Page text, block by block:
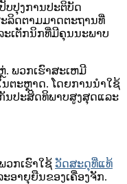
ບປຸງການປະຕິບັດ
ລິດຕາມມາດຕະຖານທີ່
ະເຕັກນິກທີ່ມີຄຸນນະພາບ
. ພວກເຮົາສະເຫມີ
ຕະຫຼາດ. ໂດຍການນໍາໃຊ້
ນປະສິດທິພາບສູງສຸດແລະ
ວກເຮົາໃຊ້ ວັດສະດຸທີ່ແທ້
ອາຍຸຍືນຂອງເຄື່ອງຈັກ.